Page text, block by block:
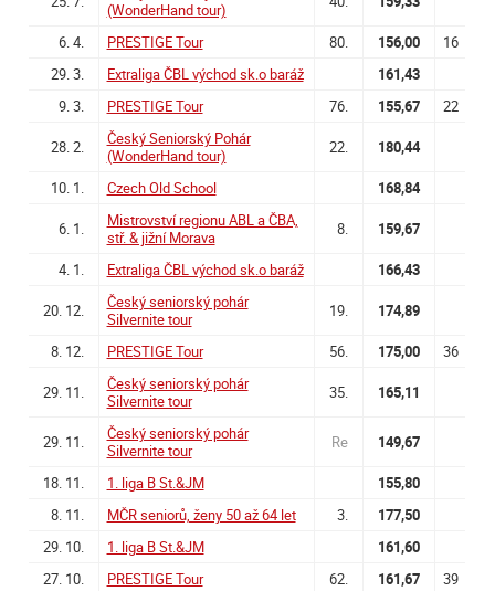
(WonderHand tour)
6. 4. PRESTIGE Tour 80. 156,00
16
29. 3.
Extraliga ČBL východ sk.o baráž
161,43
9. 3.
PRESTIGE Tour 76. 155,67 22
28. 2.
Český Seniorský Pohár
(WonderHand tour)
22. 180,44
10. 1. Czech Old School 168,84
6. 1.
Mistrovství regionu ABL a ČBA,
stř. & jižní Morava
8. 159,67
4. 1. Extraliga ČBL východ sk.o baráž 166,43
20. 12.
Český seniorský pohár
Silvernite tour
19. 174,89
8. 12. PRESTIGE Tour 56. 175,00 36
29. 11.
Český seniorský pohár
Silvernite tour
35. 165,11
29. 11.
Český seniorský pohár
Silvernite tour
Re 149,67
18. 11. 1. liga B St.&JM
155,80
8. 11.
MČR seniorů, ženy 50 až 64 let 3.
177,50
29. 10.
1. liga B St.&JM
161,60
27. 10.
PRESTIGE Tour 62. 161,67
39